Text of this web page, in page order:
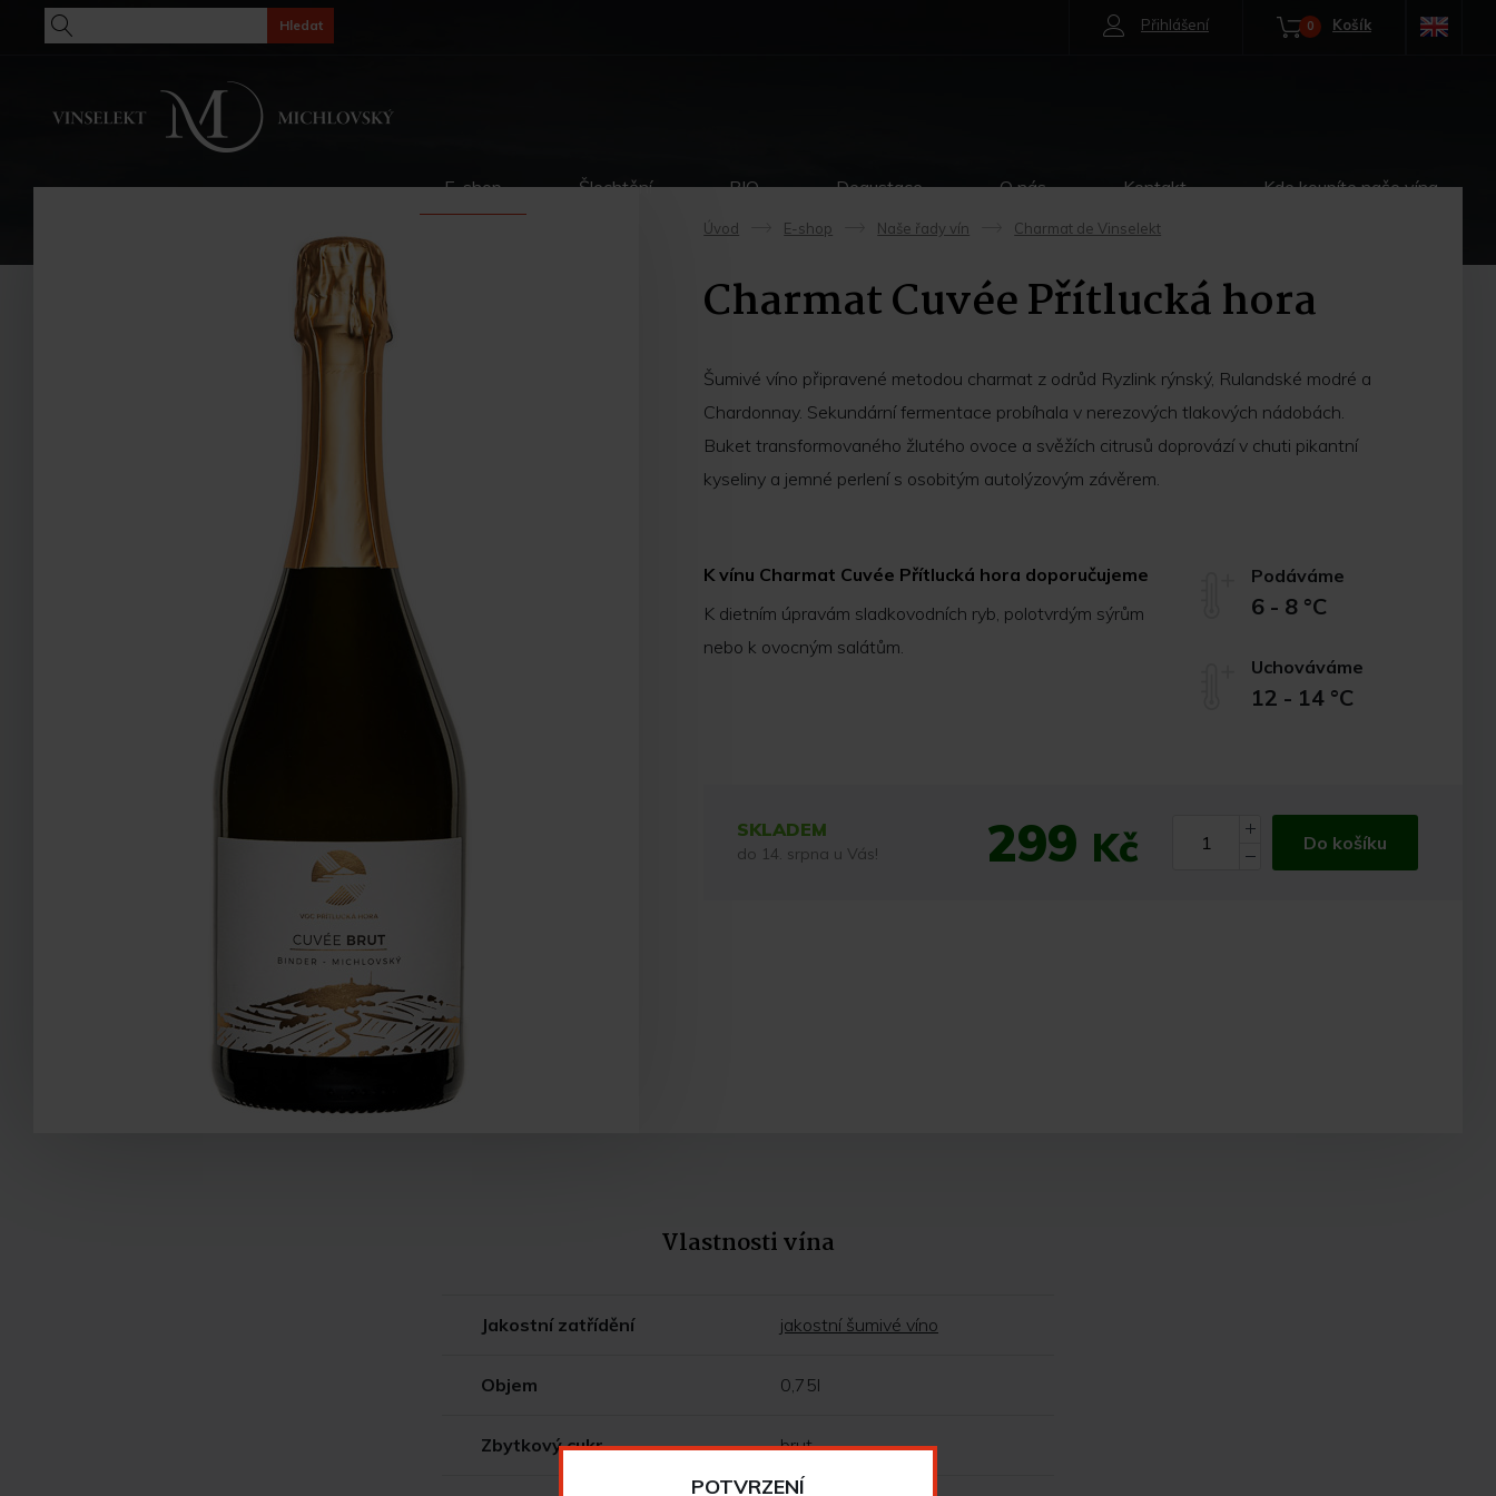
Košík
0
Přihlášení
Hledat
E-shop Šlechtění BIO Degustace O nás Kontakt Kde koupíte naše vína
Úvod ->
E-shop ->
Naše řady vín ->
Charmat de Vinselekt
Charmat Cuvée Přítlucká hora
Šumivé víno připravené metodou charmat z odrůd Ryzlink rýnský, Rulandské modré a
Chardonnay. Sekundární fermentace probíhala v nerezových tlakových nádobách.
Buket transformovaného žlutého ovoce a svěžích citrusů doprovází v chuti pikantní
kyseliny a jemné perlení s osobitým autolýzovým závěrem.
K vínu Charmat Cuvée Přítlucká hora doporučujeme
K dietním úpravám sladkovodních ryb, polotvrdým sýrům
nebo k ovocným salátům.
Podáváme
6 - 8 °C
Uchováváme
12 - 14 °C
SKLADEM
do 14. srpna u Vás! Do košíku
299 Kč
Vlastnosti vína
Jakostní zatřídění jakostní šumivé víno
Objem 0,75l
Zbytkový cukr brut
POTVRZENÍ